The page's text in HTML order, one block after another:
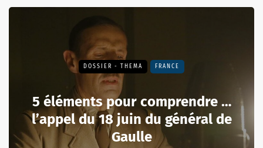
DOSSIER - THEMA FRANCE
5 éléments pour comprendre …
l’appel du 18 juin du général de
Gaulle